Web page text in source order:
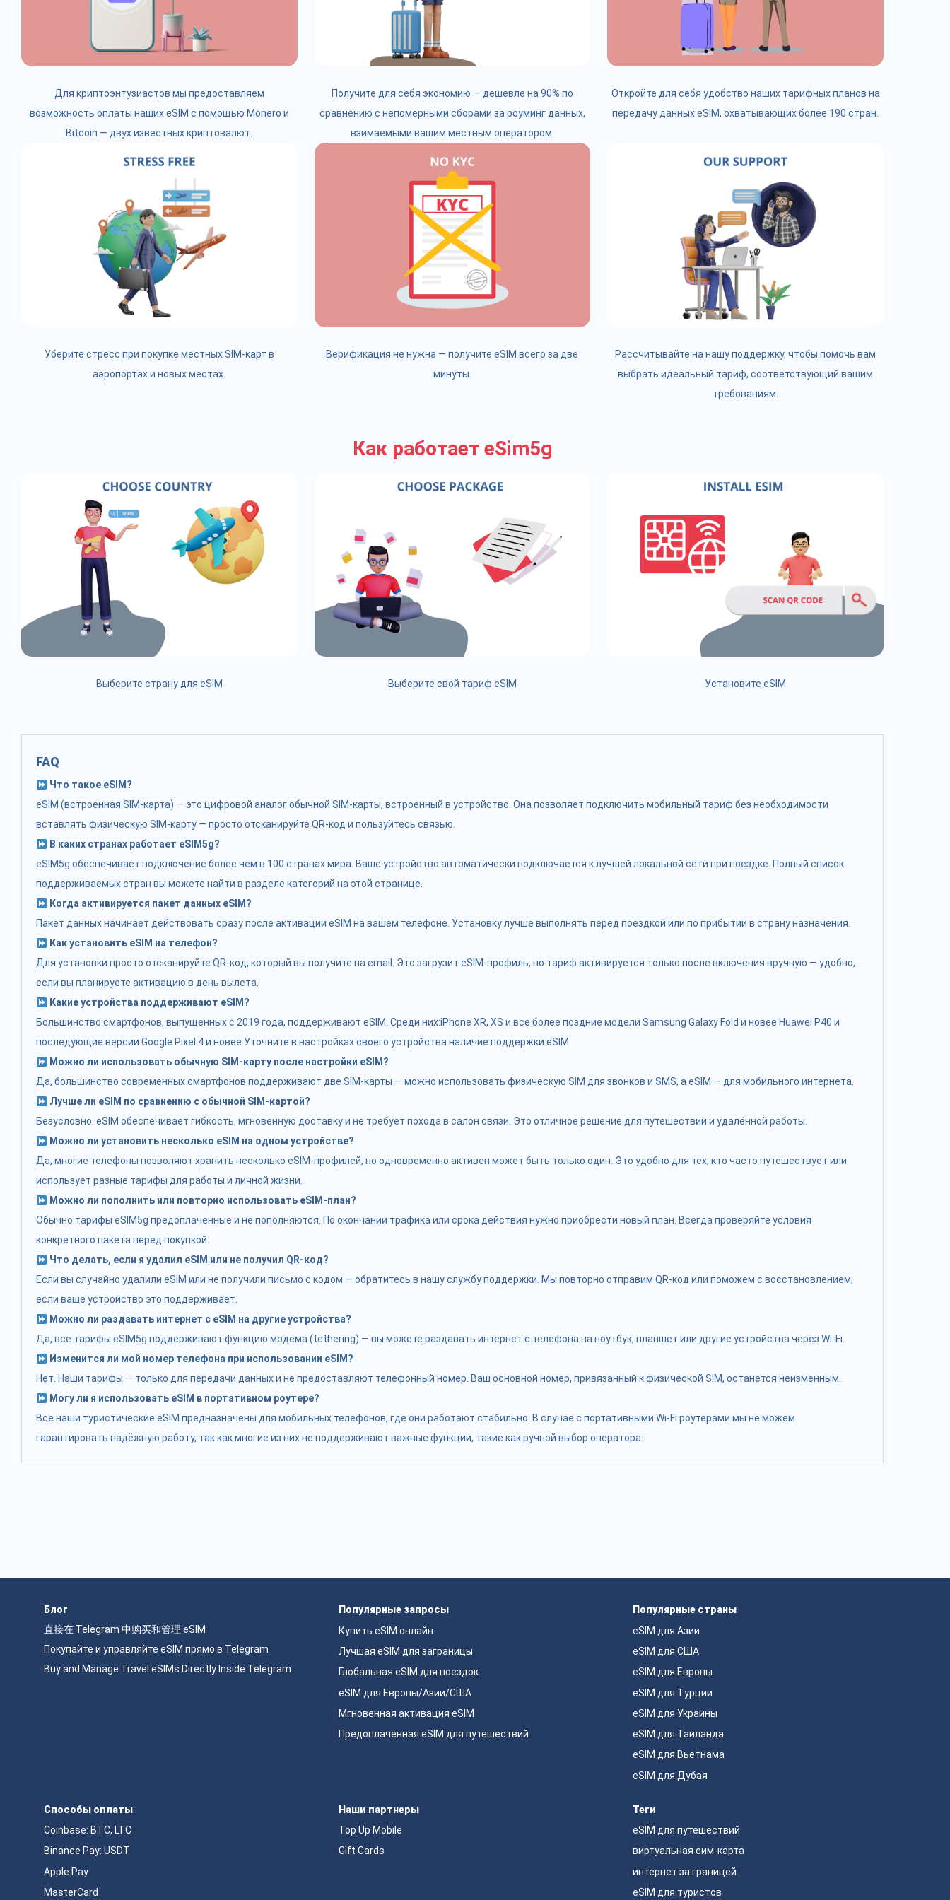
Для криптоэнтузиастов мы предоставляем
возможность оплаты наших eSIM с помощью Monero и
Bitcoin — двух известных криптовалют.
Получите для себя экономию — дешевле на 90% по
сравнению с непомерными сборами за роуминг данных,
взимаемыми вашим местным оператором.
Откройте для себя удобство наших тарифных планов на
передачу данных eSIM, охватывающих более 190 стран.
Уберите стресс при покупке местных SIM-карт в
аэропортах и новых местах.
Верификация не нужна — получите eSIM всего за две
минуты.
Рассчитывайте на нашу поддержку, чтобы помочь вам
выбрать идеальный тариф, соответствующий вашим
требованиям.
Как работает eSim5g
Выберите страну для eSIM Выберите свой тариф eSIM Установите eSIM
FAQ
Что такое eSIM?
eSIM (встроенная SIM-карта) — это цифровой аналог обычной SIM-карты, встроенный в устройство. Она позволяет подключить мобильный тариф без необходимости
вставлять физическую SIM-карту — просто отсканируйте QR-код и пользуйтесь связью.
В каких странах работает eSIM5g?
eSIM5g обеспечивает подключение более чем в 100 странах мира. Ваше устройство автоматически подключается к лучшей локальной сети при поездке. Полный список
поддерживаемых стран вы можете найти в разделе категорий на этой странице.
Когда активируется пакет данных eSIM?
Пакет данных начинает действовать сразу после активации eSIM на вашем телефоне. Установку лучше выполнять перед поездкой или по прибытии в страну назначения.
Как установить eSIM на телефон?
Для установки просто отсканируйте QR-код, который вы получите на email. Это загрузит eSIM-профиль, но тариф активируется только после включения вручную — удобно,
если вы планируете активацию в день вылета.
Какие устройства поддерживают eSIM?
Большинство смартфонов, выпущенных с 2019 года, поддерживают eSIM. Среди них:iPhone XR, XS и все более поздние модели Samsung Galaxy Fold и новее Huawei P40 и
последующие версии Google Pixel 4 и новее Уточните в настройках своего устройства наличие поддержки eSIM.
Можно ли использовать обычную SIM-карту после настройки eSIM?
Да, большинство современных смартфонов поддерживают две SIM-карты — можно использовать физическую SIM для звонков и SMS, а eSIM — для мобильного интернета.
Лучше ли eSIM по сравнению с обычной SIM-картой?
Безусловно. eSIM обеспечивает гибкость, мгновенную доставку и не требует похода в салон связи. Это отличное решение для путешествий и удалённой работы.
Можно ли установить несколько eSIM на одном устройстве?
Да, многие телефоны позволяют хранить несколько eSIM-профилей, но одновременно активен может быть только один. Это удобно для тех, кто часто путешествует или
использует разные тарифы для работы и личной жизни.
Можно ли пополнить или повторно использовать eSIM-план?
Обычно тарифы eSIM5g предоплаченные и не пополняются. По окончании трафика или срока действия нужно приобрести новый план. Всегда проверяйте условия
конкретного пакета перед покупкой.
Что делать, если я удалил eSIM или не получил QR-код?
Если вы случайно удалили eSIM или не получили письмо с кодом — обратитесь в нашу службу поддержки. Мы повторно отправим QR-код или поможем с восстановлением,
если ваше устройство это поддерживает.
Можно ли раздавать интернет с eSIM на другие устройства?
Да, все тарифы eSIM5g поддерживают функцию модема (tethering) — вы можете раздавать интернет с телефона на ноутбук, планшет или другие устройства через Wi-Fi.
Изменится ли мой номер телефона при использовании eSIM?
Нет. Наши тарифы — только для передачи данных и не предоставляют телефонный номер. Ваш основной номер, привязанный к физической SIM, останется неизменным.
Могу ли я использовать eSIM в портативном роутере?
Все наши туристические eSIM предназначены для мобильных телефонов, где они работают стабильно. В случае с портативными Wi-Fi роутерами мы не можем
гарантировать надёжную работу, так как многие из них не поддерживают важные функции, такие как ручной выбор оператора.
Блог
直接在 Telegram 中购买和管理 eSIM
Покупайте и управляйте eSIM прямо в Telegram
Buy and Manage Travel eSIMs Directly Inside Telegram
Популярные запросы
Купить eSIM онлайн
Лучшая eSIM для заграницы
Глобальная eSIM для поездок
eSIM для Европы/Азии/США
Мгновенная активация eSIM
Предоплаченная eSIM для путешествий
Популярные страны
eSIM для Азии
eSIM для США
eSIM для Европы
eSIM для Турции
eSIM для Украины
eSIM для Таиланда
eSIM для Вьетнама
eSIM для Дубая
Способы оплаты
Coinbase: BTC, LTC
Binance Pay: USDT
Apple Pay
MasterCard
Наши партнеры
Top Up Mobile
Gift Cards
Теги
eSIM для путешествий
виртуальная сим-карта
интернет за границей
eSIM для туристов